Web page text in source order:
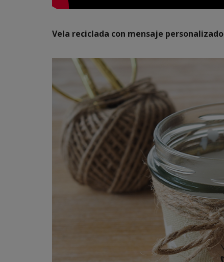
Vela reciclada con mensaje personalizado